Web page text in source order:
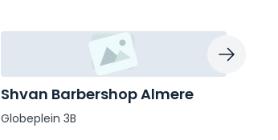
Shvan Barbershop Almere
Globeplein 3B